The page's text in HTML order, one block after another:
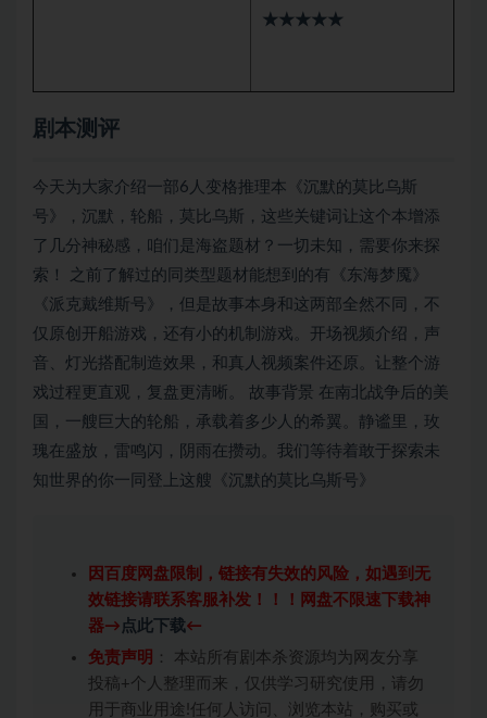
★★★★★
剧本测评
今天为大家介绍一部6人变格推理本《沉默的莫比乌斯
号》，沉默，轮船，莫比乌斯，这些关键词让这个本增添
了几分神秘感，咱们是海盗题材？一切未知，需要你来探
索！ 之前了解过的同类型题材能想到的有《东海梦魇》
《派克戴维斯号》，但是故事本身和这两部全然不同，不
仅原创开船游戏，还有小的机制游戏。开场视频介绍，声
音、灯光搭配制造效果，和真人视频案件还原。让整个游
戏过程更直观，复盘更清晰。 故事背景 在南北战争后的美
国，一艘巨大的轮船，承载着多少人的希翼。静谧里，玫
瑰在盛放，雷鸣闪，阴雨在攒动。我们等待着敢于探索未
知世界的你一同登上这艘《沉默的莫比乌斯号》
因百度网盘限制，链接有失效的风险，如遇到无
效链接请联系客服补发！！！网盘不限速下载神
器→ 点此下载←
免责声明 ： 本站所有剧本杀资源均为网友分享
投稿+个人整理而来，仅供学习研究使用，请勿
用于商业用途!任何人访问、浏览本站，购买或